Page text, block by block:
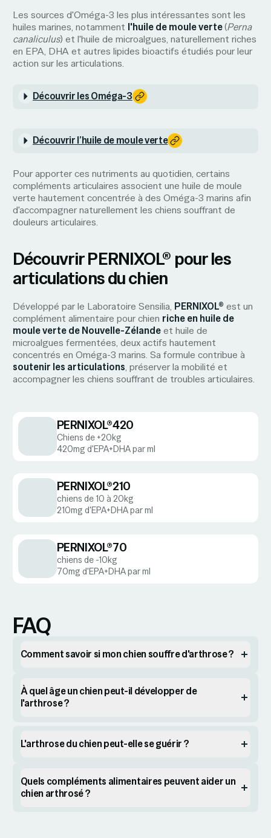
Les sources d'Oméga-3 les plus intéressantes sont les
huiles marines, notamment l'huile de moule verte(Perna
canaliculus) et l'huile de microalgues, naturellement riches
en EPA, DHA et autres lipides bioactifs étudiés pour leur
action sur les articulations.
Découvrir les Oméga-3
Découvrir l’huile de moule verte
Pour apporter ces nutriments au quotidien, certains
compléments articulaires associent une huile de moule
verte hautement concentrée à des Oméga-3 marins afin
d'accompagner naturellement les chiens souffrant de
douleurs articulaires.
Découvrir PERNIXOL® pour les
articulations du chien
Développé par le Laboratoire Sensilia, PERNIXOL® est un
complément alimentaire pour chien riche en huile de
moule verte de Nouvelle-Zélandeet huile de
microalgues fermentées, deux actifs hautement
concentrés en Oméga-3 marins. Sa formule contribue à
soutenir les articulations, préserver la mobilité et
accompagner les chiens souffrant de troubles articulaires.
PERNIXOL®420
Chiens de +20kg
420mg d'EPA+DHA par ml
PERNIXOL®210
chiens de 10 à 20kg
210mg d'EPA+DHA par ml
PERNIXOL®70
chiens de -10kg
70mg d'EPA+DHA par ml
FAQ
Comment savoir si mon chien souffre d'arthrose ?
À quel âge un chien peut-il développer de
l'arthrose ?
L'arthrose du chien peut-elle se guérir ?
Quels compléments alimentaires peuvent aider un
chien arthrosé ?